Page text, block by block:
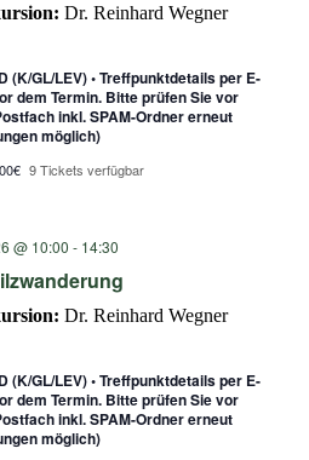
Dr. Reinhard Wegner
(K/GL/LEV) • Treffpunktdetails per E-
dem Termin. Bitte prüfen Sie vor
inkl. SPAM-Ordner erneut
möglich)
9 Tickets verfügbar
@ 10:00 - 14:30
Dr. Reinhard Wegner
(K/GL/LEV) • Treffpunktdetails per E-
dem Termin. Bitte prüfen Sie vor
inkl. SPAM-Ordner erneut
möglich)